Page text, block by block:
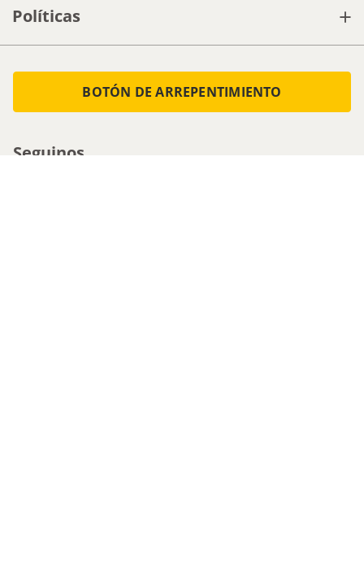
Políticas +
BOTÓN DE ARREPENTIMIENTO
Seguinos